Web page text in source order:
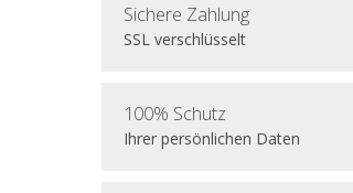
Sichere Zahlung
SSL verschlüsselt
100% Schutz
Ihrer persönlichen Daten